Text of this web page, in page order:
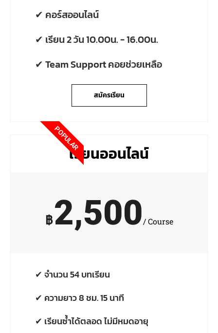
✔ คอร์สออนไลน์
✔ เรียน 2 วัน 10.00น. - 16.00น.
✔ Team Support คอยช่วยเหลือ
สมัครเรียน
POPULAR
เรียนออนไลน์
฿2,500/ Course
✔ จำนวน 54 บทเรียน
✔ ความยาว 8 ชม. 15 นาที
✔ เรียนซ้ำได้ตลอด ไม่มีหมดอายุ